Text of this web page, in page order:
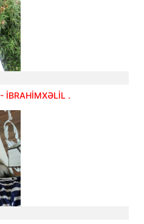
- İBRAHİMXƏLİL .